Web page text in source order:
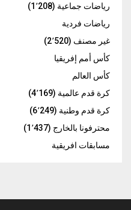
رياضات جماعية (1٬208)
رياضات فردية
غير مصنف (2٬520)
كأس أمم إفريقيا
كأس العالم
كرة قدم عالمية (4٬169)
كرة قدم وطنية (6٬249)
محترفونا بالخارج (1٬437)
مسابقات افريقية